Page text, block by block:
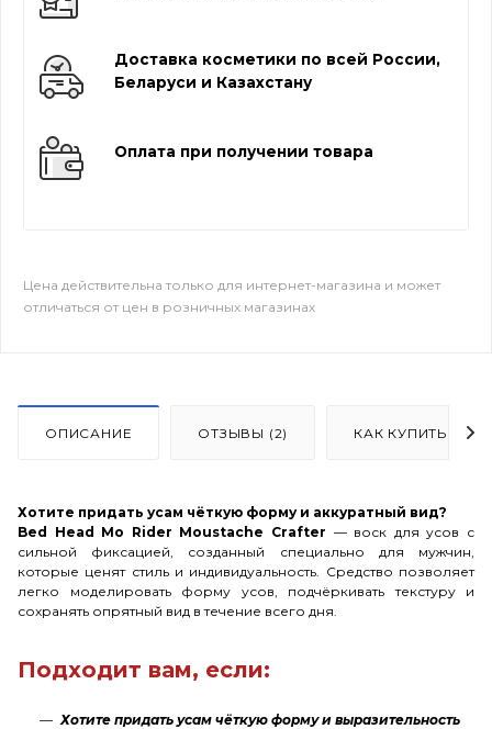
Доставка косметики по всей России,
Беларуси и Казахстану
Оплата при получении товара
Цена действительна только для интернет-магазина и может
отличаться от цен в розничных магазинах
ОПИСАНИЕ ОТЗЫВЫ (2) КАК КУПИТЬ
Хотите придать усам чёткую форму и аккуратный вид?
Bed Head Mo Rider Moustache Crafter — воск для усов с
сильной фиксацией, созданный специально для мужчин,
которые ценят стиль и индивидуальность. Средство позволяет
легко моделировать форму усов, подчёркивать текстуру и
сохранять опрятный вид в течение всего дня.
Подходит вам, если:
Хотите придать усам чёткую форму и выразительность